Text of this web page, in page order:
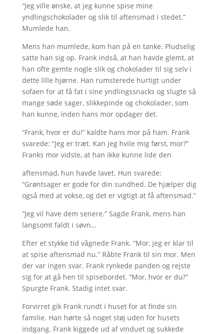
“Jeg ville ønske, at jeg kunne spise mine
yndlingschokolader og slik til aftensmad i stedet.”
Mumlede han.
Mens han mumlede, kom han på en tanke. Pludselig
satte han sig op. Frank indså, at han havde glemt, at
han ofte gemte nogle slik og chokolader til sig selv i
dette lille hjørne. Han rumsterede hurtigt under
sofaen for at få fat i sine yndlingssnacks og slugte så
mange søde sager, slikkepinde og chokolader, som
han kunne, inden hans mor opdager det.
“Frank, hvor er du!” kaldte hans mor på ham. Frank
svarede: “Jeg er træt. Kan jeg hvile mig først, mor?”
Franks mor vidste, at han ikke kunne lide den
aftensmad, hun havde lavet. Hun svarede:
“Grøntsager er gode for din sundhed. De hjælper dig
også med at vokse, og det er vigtigt at få aftensmad.”
“Jeg vil have dem senere.” Sagde Frank, mens han
langsomt faldt i søvn…
Efter et stykke tid vågnede Frank. “Mor, jeg er klar til
at spise aftensmad nu.” Råbte Frank til sin mor. Men
der var ingen svar. Frank rynkede panden og rejste
sig for at gå hen til spisebordet. “Mor, hvor er du?”
Spurgte Frank. Stadig intet svar.
Forvirret gik Frank rundt i huset for at finde sin
familie. Han hørte så noget støj uden for husets
indgang. Frank kiggede ud af vinduet og sukkede